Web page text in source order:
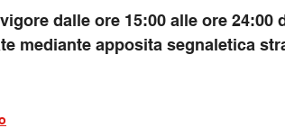
dalle ore 15:00 alle ore 24:00
mediante apposita segnaletica